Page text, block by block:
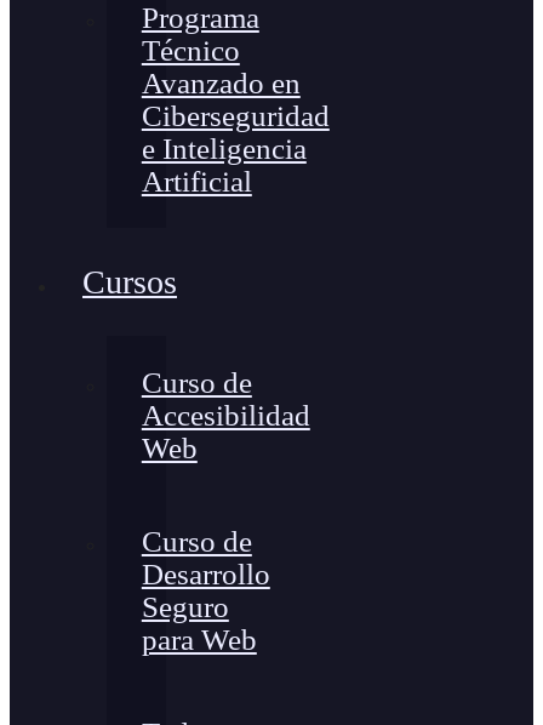
Programa
Técnico
Avanzado en
Ciberseguridad
e Inteligencia
Artificial
Cursos
Curso de
Accesibilidad
Web
Curso de
Desarrollo
Seguro
para Web